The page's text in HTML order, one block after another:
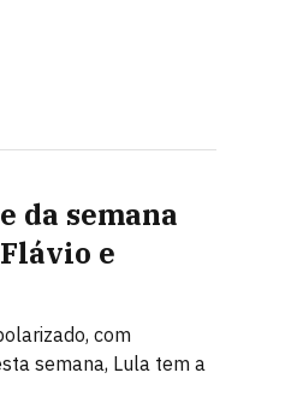
da semana
e
com
semana, Lula tem a